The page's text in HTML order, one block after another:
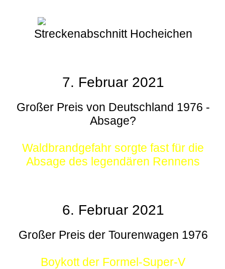
Streckenabschnitt Hocheichen
7. Februar 2021
Großer Preis von Deutschland 1976 -
Absage?
Waldbrandgefahr sorgte fast für die
Absage des legendären Rennens
6. Februar 2021
Großer Preis der Tourenwagen 1976
Boykott der Formel-Super-V